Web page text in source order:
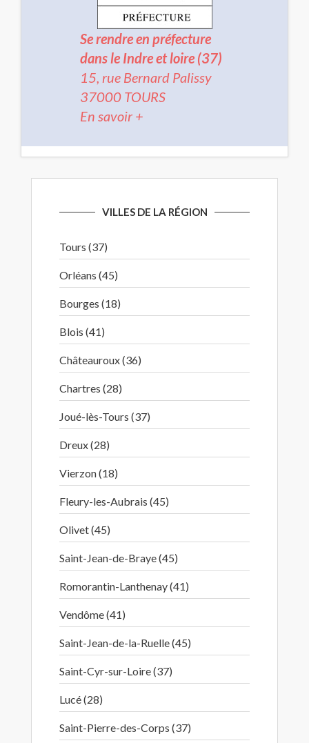
Se rendre en préfecture
dans le Indre et loire (37)
15, rue Bernard Palissy
37000 TOURS
En savoir +
VILLES DE LA RÉGION
Tours (37)
Orléans (45)
Bourges (18)
Blois (41)
Châteauroux (36)
Chartres (28)
Joué-lès-Tours (37)
Dreux (28)
Vierzon (18)
Fleury-les-Aubrais (45)
Olivet (45)
Saint-Jean-de-Braye (45)
Romorantin-Lanthenay (41)
Vendôme (41)
Saint-Jean-de-la-Ruelle (45)
Saint-Cyr-sur-Loire (37)
Lucé (28)
Saint-Pierre-des-Corps (37)